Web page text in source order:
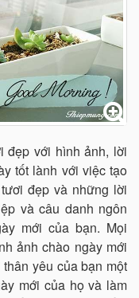
đẹp với hình ảnh, lời
tốt lành với việc tạo
đẹp và những lời
và câu danh ngôn
mới của bạn. Mọi
ảnh chào ngày mới
yêu của bạn một
mới của họ và làm